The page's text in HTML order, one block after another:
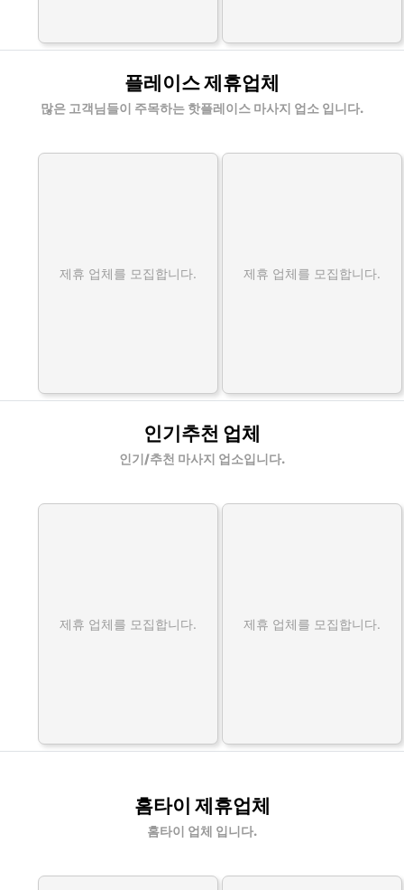
플레이스 제휴업체
많은 고객님들이 주목하는 핫플레이스 마사지 업소 입니다.
제휴 업체를 모집합니다. 제휴 업체를 모집합니다.
인기추천 업체
인기/추천 마사지 업소입니다.
제휴 업체를 모집합니다. 제휴 업체를 모집합니다.
홈타이 제휴업체
홈타이 업체 입니다.